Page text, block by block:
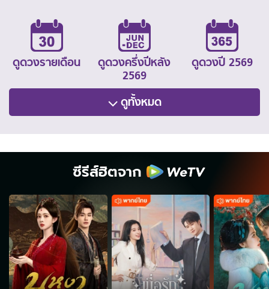
ดูดวงรายเดือน
ดูดวงครึ่งปีหลัง
2569
ดูดวงปี 2569
ดูทั้งหมด
ซีรีส์ฮิตจาก